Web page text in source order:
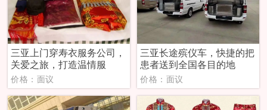
三亚上门穿寿衣服务公司，
关爱之旅，打造温情服
价格：面议
三亚长途殡仪车，快捷的把
患者送到全国各目的地
价格：面议